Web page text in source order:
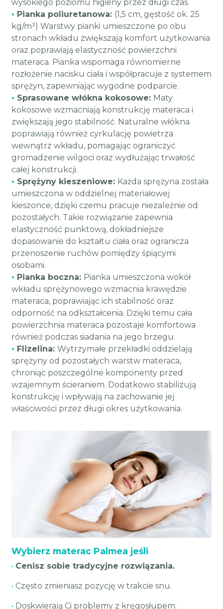
wysokiego poziomu higieny przez długi czas.
• Pianka poliuretanowa: (1,5 cm, gęstość ok. 25
kg/m³) Warstwy pianki umieszczone po obu
stronach wkładu zwiększają komfort użytkowania
oraz poprawiają elastyczność powierzchni
materaca. Pianka wspomaga równomierne
rozłożenie nacisku ciała i współpracuje z systemem
sprężyn, zapewniając wygodne podparcie.
• Sprasowane włókna kokosowe: Maty
kokosowe wzmacniają konstrukcję materaca i
zwiększają jego stabilność. Naturalne włókna
poprawiają również cyrkulację powietrza
wewnątrz wkładu, pomagając ograniczyć
gromadzenie wilgoci oraz wydłużając trwałość
całej konstrukcji.
• Sprężyny kieszeniowe: Każda sprężyna została
umieszczona w oddzielnej materiałowej
kieszonce, dzięki czemu pracuje niezależnie od
pozostałych. Takie rozwiązanie zapewnia
elastyczność punktową, dokładniejsze
dopasowanie do kształtu ciała oraz ogranicza
przenoszenie ruchów pomiędzy śpiącymi
osobami.
• Pianka boczna: Pianka umieszczona wokół
wkładu sprężynowego wzmacnia krawędzie
materaca, poprawiając ich stabilność oraz
odporność na odkształcenia. Dzięki temu cała
powierzchnia materaca pozostaje komfortowa
również podczas siadania na jego brzegu.
• Flizelina: Wytrzymałe przekładki oddzielają
sprężyny od pozostałych warstw materaca,
chroniąc poszczególne komponenty przed
wzajemnym ścieraniem. Dodatkowo stabilizują
konstrukcję i wpływają na zachowanie jej
właściwości przez długi okres użytkowania.
Wybierz materac Palmea jeśli
• Cenisz sobie tradycyjne rozwiązania.
• Często zmieniasz pozycję w trakcie snu.
• Doskwierają Ci problemy z kręgosłupem.